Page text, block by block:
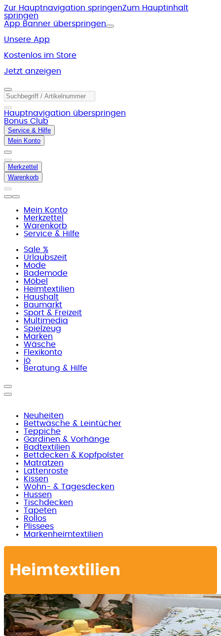
Zur Hauptnavigation springenZum Hauptinhalt
springen
App Banner überspringen
Unsere App
Kostenlos im Store
Jetzt anzeigen
Hauptnavigation überspringen
Bonus Club
Service & Hilfe
Mein Konto
Merkzettel
Warenkorb
Mein Konto
Merkzettel
Warenkorb
Service & Hilfe
Sale %
Urlaubszeit
Mode
Bademode
Möbel
Heimtextilien
Haushalt
Baumarkt
Sport & Freizeit
Multimedia
Spielzeug
Marken
Wäsche
Flexikonto
jö
Beratung & Hilfe
Neuheiten
Bettwäsche & Leintücher
Teppiche
Gardinen & Vorhänge
Badtextilien
Bettdecken & Kopfpolster
Matratzen
Lattenroste
Kissen
Wohn- & Tagesdecken
Hussen
Tischdecken
Tapeten
Rollos
Plissees
Markenheimtextilien
Heimtextilien